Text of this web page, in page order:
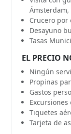
Ámsterdam,
Crucero por
Desayuno
Tasas
EL PRECIO
Ningún
Propinas
Gastos
Excursiones
Tiquetes
Tarjeta de